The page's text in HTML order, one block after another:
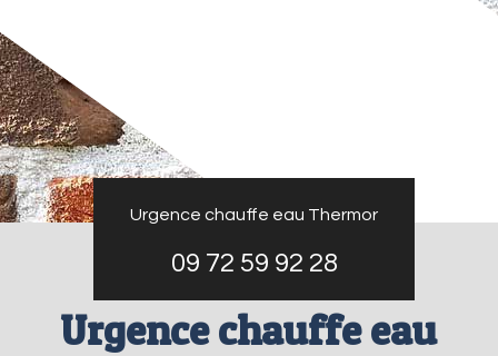
Urgence chauffe eau Thermor
09 72 59 92 28
Urgence chauffe eau